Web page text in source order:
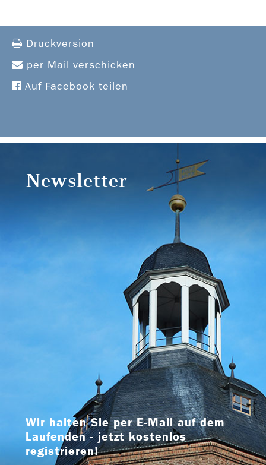
Druckversion
per Mail verschicken
Auf Facebook teilen
Newsletter
Wir halten Sie per E-Mail auf dem
Laufenden - jetzt kostenlos
registrieren!